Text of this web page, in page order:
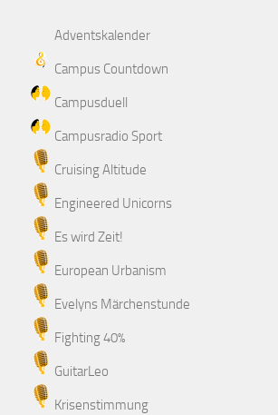
Adventskalender
Campus Countdown
Campusduell
Campusradio Sport
Cruising Altitude
Engineered Unicorns
Es wird Zeit!
European Urbanism
Evelyns Märchenstunde
Fighting 40%
GuitarLeo
Krisenstimmung